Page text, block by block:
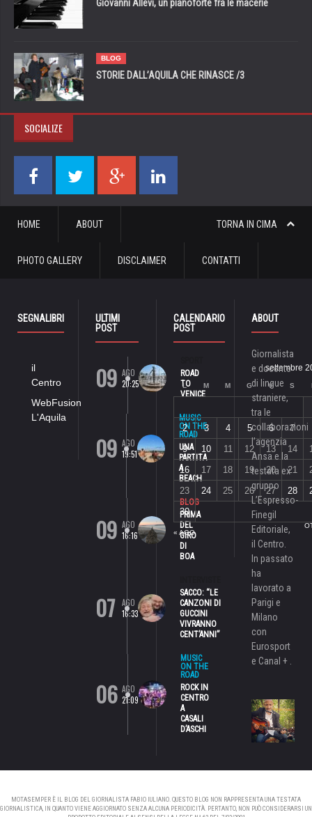
Giovanni Allevi, un pianoforte fra le macerie
BLOG
STORIE DALL’AQUILA CHE RINASCE /3
SOCIALIZE
TORNA IN CIMA
HOME ABOUT
PHOTO GALLERY DISCLAIMER CONTATTI
SEGNALIBRI
il
Centro
WebFusion
L'Aquila
ULTIMI
POST
09 AGO
20:25
ROAD
TO
VENICE
09 AGO
19:51
MUSIC
ON THE
ROAD
UNA
PARTITA
A
BEACH
09 AGO
16:16
BLOG
PRIMA
DEL
GIRO
DI
BOA
07
AGO
16:33
SACCO: “LE
CANZONI DI
GUCCINI
VIVRANNO
CENT’ANNI”
06 AGO
21:09
MUSIC
ON THE
ROAD
ROCK IN
CENTRO
A
CASALI
D’ASCHI
CALENDARIO
POST
settembre
L M M G V S
« AGO
2
3 4 5 6 7
9
10 11 12 13 14
16
17 18 19 20 21
23
24 25 26 27 28
30
ABOUT
Giornalista
e docente
di lingue
straniere,
tra le
collaborazioni
l’agenzia
Ansa e la
testata ex
gruppo
L’Espresso-
Finegil
Editoriale,
il Centro.
In passato
ha
lavorato a
Parigi e
Milano
con
Eurosport
e Canal + .
MOTASEMPER È IL BLOG DEL GIORNALISTA FABIO IULIANO. QUESTO BLOG NON RAPPRESENTA UNA TESTATA
GIORNALISTICA, IN QUANTO VIENE AGGIORNATO SENZA ALCUNA PERIODICITÀ. PERTANTO, NON PUÒ CONSIDERARSI UN